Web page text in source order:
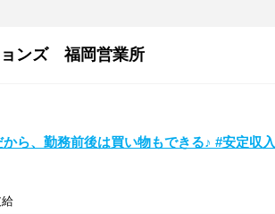
ョンズ 福岡営業所
ら、勤務前後は買い物もできる♪ #安定収入